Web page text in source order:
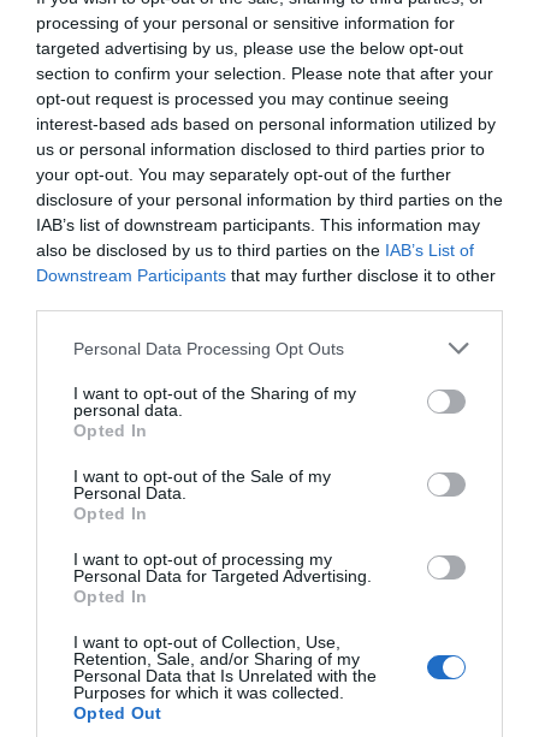
processing of your personal or sensitive information for
targeted advertising by us, please use the below opt-out
section to confirm your selection. Please note that after your
opt-out request is processed you may continue seeing
interest-based ads based on personal information utilized by
us or personal information disclosed to third parties prior to
your opt-out. You may separately opt-out of the further
disclosure of your personal information by third parties on the
IAB’s list of downstream participants. This information may
also be disclosed by us to third parties on the IAB’s List of
Downstream Participants that may further disclose it to other
Please note that this website/app uses one or more Google
not limited to your visit or usage behaviour. You may click to
grant or deny consent to Google and its third-party tags to
use your data for below specified purposes in below Google
consent section.
Personal Data Processing Opt Outs
I want to opt-out of the Sharing of my
personal data.
Opted In
I want to opt-out of the Sale of my
Personal Data.
Opted In
I want to opt-out of processing my
Personal Data for Targeted Advertising.
Opted In
I want to opt-out of Collection, Use,
Retention, Sale, and/or Sharing of my
Personal Data that Is Unrelated with the
Purposes for which it was collected.
Opted Out
Τι γίνεται με τις τσούχτρες στην
Εύβοια;
Καύσωνας και πολλά μποφόρ
αύριο στην Εύβοια! Συνεδρίασε η
επιτροπή εκτίμησης κινδύνου
08.08.2026 | 12:00
Εύβοια: Οι ισχυροί άνεμοι
έσπασαν μεγάλο πεύκο σε αυλή
Εύβοια: Αποκαταστάθηκε το
ίντερνετ στον Οξύλιθο μετά από
08.08.2026 | 11:20
Σήμερα το μεγαλύτερο
πανηγύρι του
καλοκαιριού στην
Εύβοια
Συρροή πιστών σε αυτό
το Μοναστήρι της
Εύβοιας!
Εύβοια για τις
Εύβοιας: Δείτε τι